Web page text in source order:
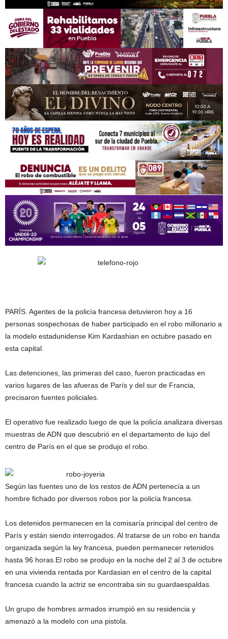
PARÍS. Agentes de la policía francesa detuvieron hoy a 16
personas sospechosas de haber participado en el robo millonario a
la modelo estadunidense Kim Kardashian en octubre pasado en
esta capital.
Las detenciones, las primeras del caso, fueron practicadas en
varios lugares de las afueras de París y del sur de Francia,
precisaron fuentes policiales.
El operativo fue realizado luego de que la policía analizara diversas
muestras de ADN que descubrió en el departamento de lujo del
centro de París en el que se produjo el robo.
Según las fuentes uno de los restos de ADN pertenecía a un
hombre fichado por diversos robos por la policía francesa.
Los detenidos permanecen en la comisaría principal del centro de
París y están siendo interrogados. Al tratarse de un robo en banda
organizada según la ley francesa, pueden permanecer retenidos
hasta 96 horas.El robo se produjo en la noche del 2 al 3 de octubre
en una vivienda rentada por Kardasian en el centro de la capital
francesa cuando la actriz se encontraba sin su guardaespaldas.
Un grupo de hombres armados irrumpió en su residencia y
amenazó a la modelo con una pistola.